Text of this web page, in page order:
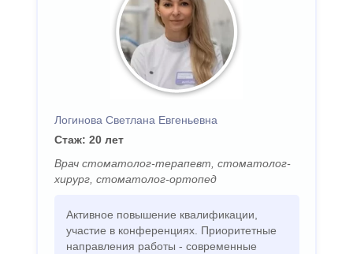
Логинова Светлана Евгеньевна
Стаж: 20 лет
Врач стоматолог-терапевт, стоматолог-
хирург, стоматолог-ортопед
Активное повышение квалификации,
участие в конференциях. Приоритетные
направления работы - современные